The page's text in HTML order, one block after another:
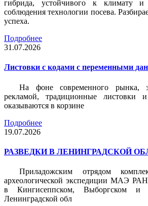
гибрида, устойчивого к климату
соблюдения технологии посева.
успеха.
Подробнее
31.07.2026
Листовки c кодами с переменными
На фоне современного рынка,
рекламой, традиционные листовки
оказываются в корзине
Подробнее
19.07.2026
РАЗВЕДКИ В ЛЕНИНГРАДСКОЙ
Приладожским отрядом
археологической экспедиции МАЭ РАН
в Кингисеппском, Выборгском и
Ленинградской обл